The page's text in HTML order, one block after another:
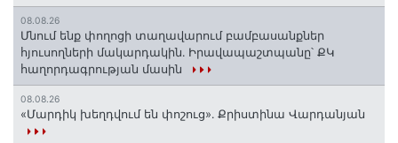
08.08.26
Մնում ենք փողոցի տաղավարում բամբասանքներ
հյուսողների մակարդակին․ Իրավապաշտպանը՝ ՔԿ
հաղորդագրության մասին
08.08.26
«Մարդիկ խեղդվում են փոշուց»․ Քրիստինա Վարդանյան